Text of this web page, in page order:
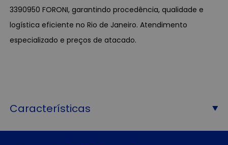
3390950 FORONI, garantindo procedência, qualidade e
logística eficiente no Rio de Janeiro. Atendimento
especializado e preços de atacado.
Características